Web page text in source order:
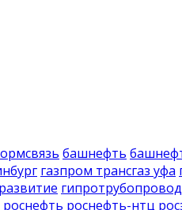
башнефть
газпром трансгаз уфа
гипротрубопровод
роснефть роснефть-нтц